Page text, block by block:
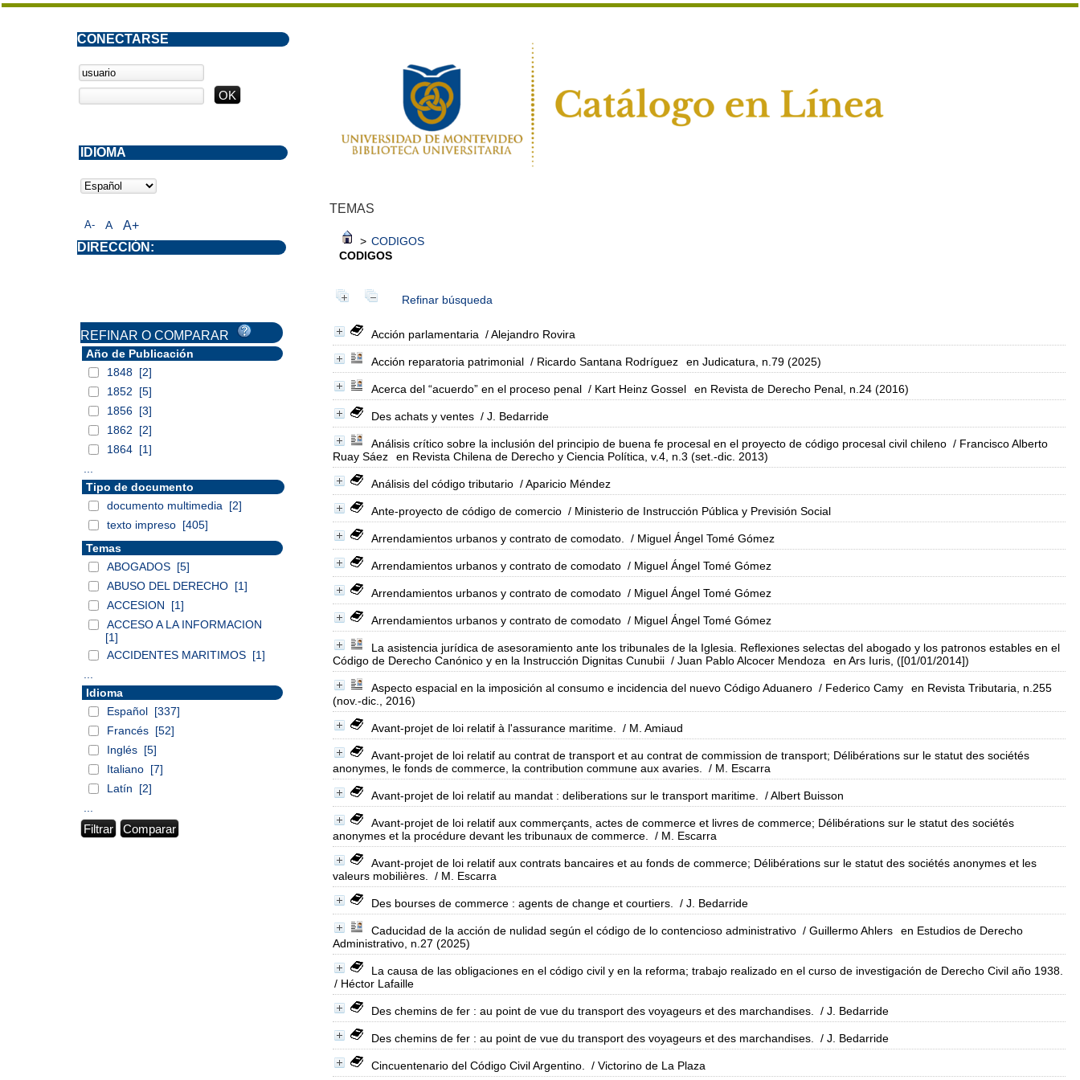
TEMAS
> CODIGOS
CODIGOS
Refinar búsqueda
Acción parlamentaria / Alejandro Rovira
Acción reparatoria patrimonial / Ricardo Santana Rodríguez en Judicatura, n.79 (2025)
Acerca del “acuerdo” en el proceso penal / Kart Heinz Gossel en Revista de Derecho Penal, n.24 (2016)
Des achats y ventes / J. Bedarride
Análisis crítico sobre la inclusión del principio de buena fe procesal en el proyecto de código procesal civil chileno / Francisco Alberto
Ruay Sáez
en Revista Chilena de Derecho y Ciencia Política, v.4, n.3 (set.-dic. 2013)
Análisis del código tributario / Aparicio Méndez
Ante-proyecto de código de comercio / Ministerio de Instrucción Pública y Previsión Social
Arrendamientos urbanos y contrato de comodato. / Miguel Ángel Tomé Gómez
Arrendamientos urbanos y contrato de comodato / Miguel Ángel Tomé Gómez
Arrendamientos urbanos y contrato de comodato / Miguel Ángel Tomé Gómez
Arrendamientos urbanos y contrato de comodato / Miguel Ángel Tomé Gómez
La asistencia jurídica de asesoramiento ante los tribunales de la Iglesia. Reflexiones selectas del abogado y los patronos estables en el
Código de Derecho Canónico y en la Instrucción Dignitas Cunubii / Juan Pablo Alcocer Mendoza en Ars Iuris, ([01/01/2014])
Aspecto espacial en la imposición al consumo e incidencia del nuevo Código Aduanero / Federico Camy
en Revista Tributaria, n.255
(nov.-dic., 2016)
Avant-projet de loi relatif à l'assurance maritime. / M. Amiaud
Avant-projet de loi relatif au contrat de transport et au contrat de commission de transport; Délibérations sur le statut des sociétés
anonymes, le fonds de commerce, la contribution commune aux avaries.
/ M. Escarra
Avant-projet de loi relatif au mandat : deliberations sur le transport maritime. / Albert Buisson
Avant-projet de loi relatif aux commerçants, actes de commerce et livres de commerce; Délibérations sur le statut des sociétés
anonymes et la procédure devant les tribunaux de commerce.
/ M. Escarra
Avant-projet de loi relatif aux contrats bancaires et au fonds de commerce; Délibérations sur le statut des sociétés anonymes et les
valeurs mobilières.
/ M. Escarra
Des bourses de commerce : agents de change et courtiers. / J. Bedarride
Caducidad de la acción de nulidad según el código de lo contencioso administrativo / Guillermo Ahlers
en Estudios de Derecho
Administrativo, n.27 (2025)
La causa de las obligaciones en el código civil y en la reforma; trabajo realizado en el curso de investigación de Derecho Civil año 1938.
/ Héctor Lafaille
Des chemins de fer : au point de vue du transport des voyageurs et des marchandises. / J. Bedarride
Des chemins de fer : au point de vue du transport des voyageurs et des marchandises. / J. Bedarride
Cincuentenario del Código Civil Argentino. / Victorino de La Plaza
A- A A+
CONECTARSE
DIRECCIÓN:
IDIOMA
REFINAR O COMPARAR
Año de Publicación
1848 [2]
1852
[5]
1856 [3]
1862
[2]
1864 [1]
Tipo de documento
documento multimedia
[2]
texto impreso [405]
Temas
ABOGADOS [5]
ABUSO DEL DERECHO [1]
ACCESION
[1]
ACCESO A LA INFORMACION
[1]
ACCIDENTES MARITIMOS [1]
Idioma
Español [337]
Francés [52]
Inglés [5]
Italiano [7]
Latín
[2]